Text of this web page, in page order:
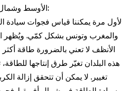
الأوسط وشمال أفريقيا، على التقرير قائلًا:
والمغرب وتونس بشكل كمّي. ويُظهر
الأنظف لا تعني بالضرورة طاقة
هذه البلدان تغيّر طرق إنتاجها
تغيير. لا يمكن أن تتحقق إزالة